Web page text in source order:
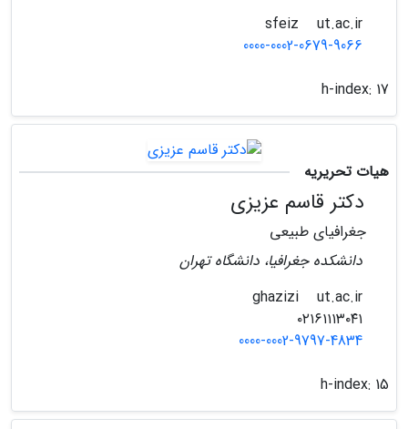
ut.ac.ir
0000-0002-0679-9066
h-index: 17
هیات تحریریه
دکتر قاسم عزیزی
جغرافیای طبیعی
دانشکده جغرافیا، دانشگاه تهران
ut.ac.ir
0000-0002-9797-4834
h-index: 15